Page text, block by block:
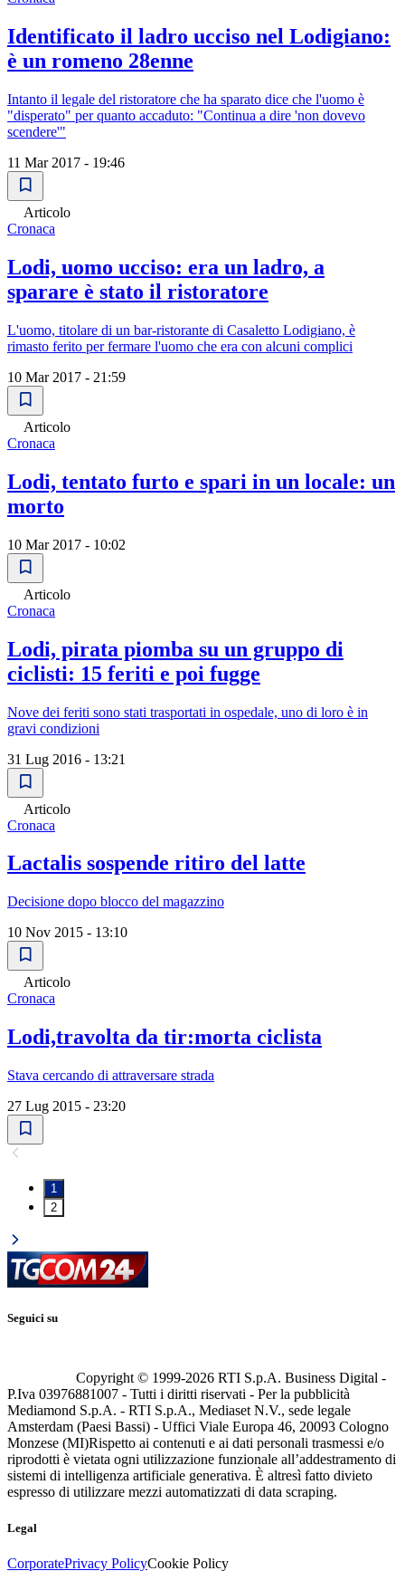
Identificato il ladro ucciso nel Lodigiano:
è un romeno 28enne
Intanto il legale del ristoratore che ha sparato dice che l'uomo è
"disperato" per quanto accaduto: "Continua a dire 'non dovevo
scendere'"
11 Mar 2017 - 19:46
Articolo
Cronaca
Lodi, uomo ucciso: era un ladro, a
sparare è stato il ristoratore
L'uomo, titolare di un bar-ristorante di Casaletto Lodigiano, è
rimasto ferito per fermare l'uomo che era con alcuni complici
10 Mar 2017 - 21:59
Articolo
Cronaca
Lodi, tentato furto e spari in un locale: un
morto
10 Mar 2017 - 10:02
Articolo
Cronaca
Lodi, pirata piomba su un gruppo di
ciclisti: 15 feriti e poi fugge
Nove dei feriti sono stati trasportati in ospedale, uno di loro è in
gravi condizioni
31 Lug 2016 - 13:21
Articolo
Cronaca
Lactalis sospende ritiro del latte
Decisione dopo blocco del magazzino
10 Nov 2015 - 13:10
Articolo
Cronaca
Lodi,travolta da tir:morta ciclista
Stava cercando di attraversare strada
27 Lug 2015 - 23:20
1
2
Seguici su
Copyright © 1999-2026 RTI S.p.A. Business Digital -
P.Iva 03976881007 - Tutti i diritti riservati - Per la pubblicità
Mediamond S.p.A. - RTI S.p.A., Mediaset N.V., sede legale
Amsterdam (Paesi Bassi) - Uffici Viale Europa 46, 20093 Cologno
Monzese (MI)Rispetto ai contenuti e ai dati personali trasmessi e/o
riprodotti è vietata ogni utilizzazione funzionale all’addestramento di
sistemi di intelligenza artificiale generativa. È altresì fatto divieto
espresso di utilizzare mezzi automatizzati di data scraping.
Legal
CorporatePrivacy PolicyCookie Policy